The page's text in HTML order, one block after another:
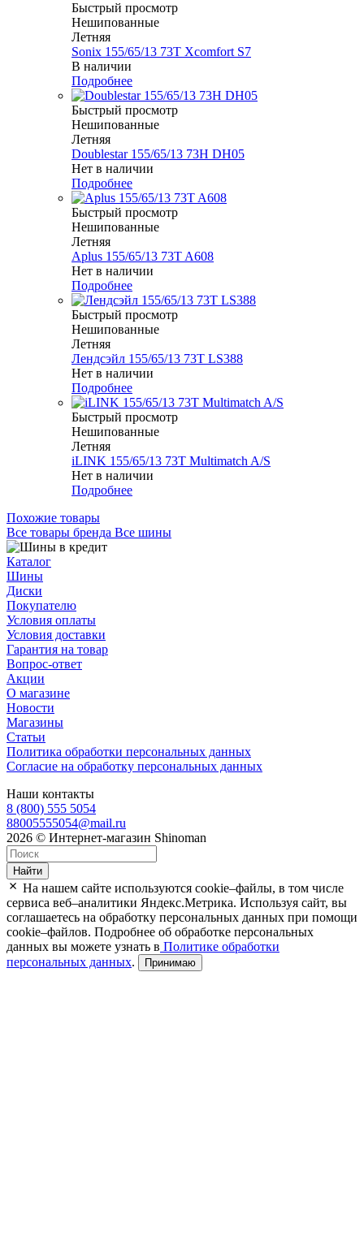
Быстрый просмотр
Нешипованные
Летняя
Sonix 155/65/13 73T Xcomfort S7
В наличии
Подробнее
Быстрый просмотр
Нешипованные
Летняя
Doublestar 155/65/13 73H DH05
Нет в наличии
Подробнее
Быстрый просмотр
Нешипованные
Летняя
Aplus 155/65/13 73T A608
Нет в наличии
Подробнее
Быстрый просмотр
Нешипованные
Летняя
Лендсэйл 155/65/13 73T LS388
Нет в наличии
Подробнее
Быстрый просмотр
Нешипованные
Летняя
iLINK 155/65/13 73T Multimatch A/S
Нет в наличии
Подробнее
Похожие товары
Все товары бренда Все шины
Каталог
Шины
Диски
Покупателю
Условия оплаты
Условия доставки
Гарантия на товар
Вопрос-ответ
Акции
О магазине
Новости
Магазины
Статьи
Политика обработки персональных данных
Согласие на обработку персональных данных
Наши контакты
8 (800) 555 5054
88005555054@mail.ru
2026 © Интернет-магазин Shinoman
Найти
На нашем сайте используются cookie–файлы, в том числе
сервиса веб–аналитики Яндекс.Метрика. Используя сайт, вы
соглашаетесь на обработку персональных данных при помощи
cookie–файлов. Подробнее об обработке персональных
данных вы можете узнать в Политике обработки
персональных данных. Принимаю